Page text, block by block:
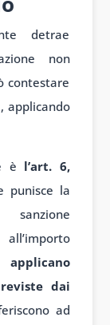
detrae
non
contestare
applicando
è l’art. 6,
punisce la
dai
ad